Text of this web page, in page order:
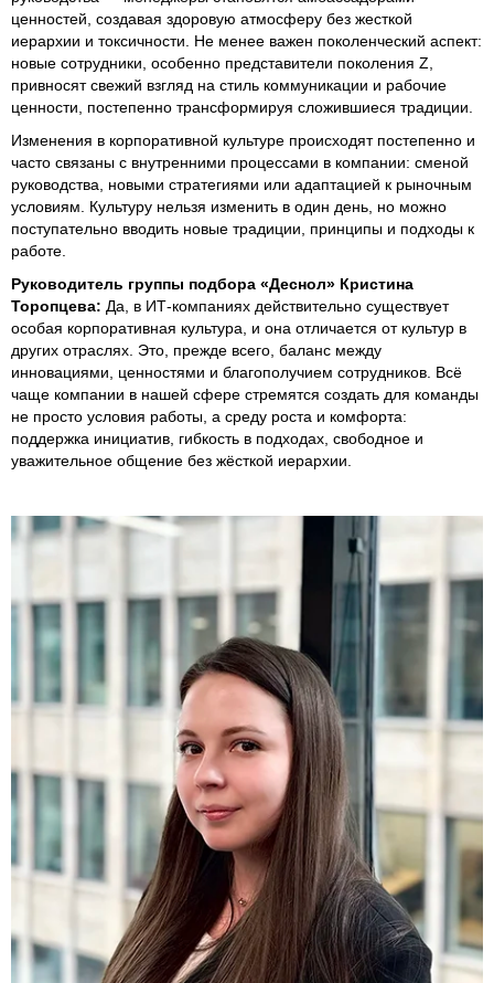
ценностей, создавая здоровую атмосферу без жесткой
иерархии и токсичности. Не менее важен поколенческий аспект:
новые сотрудники, особенно представители поколения Z,
привносят свежий взгляд на стиль коммуникации и рабочие
ценности, постепенно трансформируя сложившиеся традиции.
Изменения в корпоративной культуре происходят постепенно и
часто связаны с внутренними процессами в компании: сменой
руководства, новыми стратегиями или адаптацией к рыночным
условиям. Культуру нельзя изменить в один день, но можно
поступательно вводить новые традиции, принципы и подходы к
работе.
Руководитель группы подбора «Деснол» Кристина
Торопцева: Да, в ИТ-компаниях действительно существует
особая корпоративная культура, и она отличается от культур в
других отраслях. Это, прежде всего, баланс между
инновациями, ценностями и благополучием сотрудников. Всё
чаще компании в нашей сфере стремятся создать для команды
не просто условия работы, а среду роста и комфорта:
поддержка инициатив, гибкость в подходах, свободное и
уважительное общение без жёсткой иерархии.